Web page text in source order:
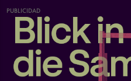
PUBLICIDAD